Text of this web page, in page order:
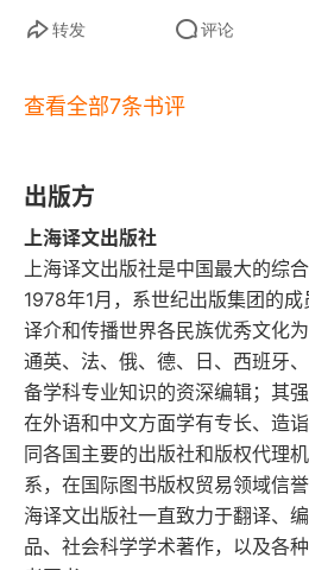
误以为 11 个小故事都是有
17 个小故事中的一个，也是
表现手法也很奇妙，一段人
主脑中的回忆和想法。最后
给它一个五星好评 —— 我以
实际上他死了，死得漂亮！
《一番关于亡者的博物学讨
事》，前者有大量战时死亡
着玉米读书的我脊背发凉；
象牙而追杀一头成年老象的
是个孩子。孩子中途对大象
被他拥有的，就让他赋予了
的雪 -
旨明确、内容充实且内涵丰
人入胜。最重要的是，上述
写作风格与写作意图。很适
看起的读者。
转发 评论
查看全部7条书评
出版方
上海译文出版社
上海译文出版社是中国最大的综
1978年1月，系世纪出版集团的
译介和传播世界各民族优秀文化
通英、法、俄、德、日、西班牙
备学科专业知识的资深编辑；其
在外语和中文方面学有专长、造
同各国主要的出版社和版权代理
系，在国际图书版权贸易领域信
海译文出版社一直致力于翻译、
品、社会科学学术著作，以及各